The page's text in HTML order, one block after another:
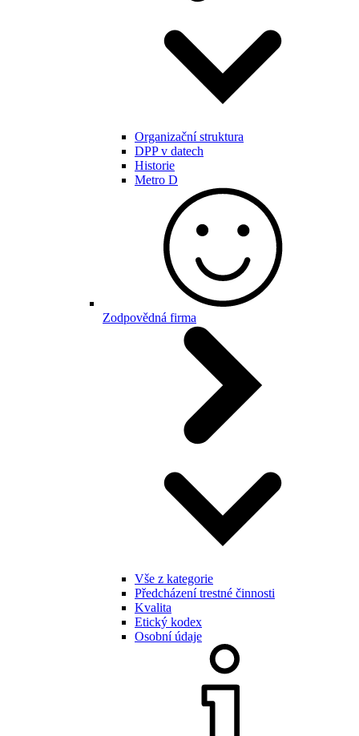
Organizační struktura
DPP v datech
Historie
Metro D
Zodpovědná firma
Vše z kategorie
Předcházení trestné činnosti
Kvalita
Etický kodex
Osobní údaje